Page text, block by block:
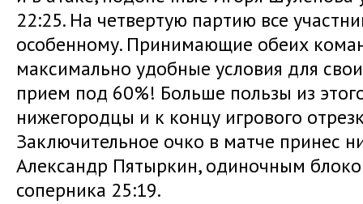
22:25. На четвертую партию все
особенному. Принимающие обеих
максимально удобные условия для
прием под 60%! Больше пользы из
нижегородцы и к концу игрового
Заключительное очко в матче принес
Александр Пятыркин, одиночным
соперника 25:19.